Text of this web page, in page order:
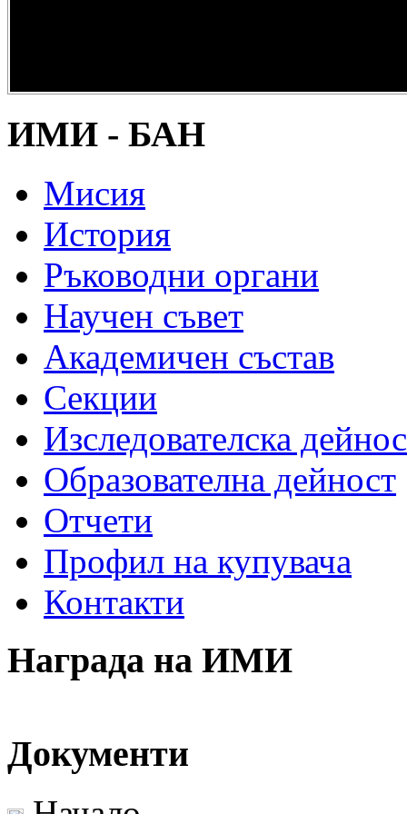
наследство” -
ИМИ - БАН
Мисия
История
Ръководни органи
Научен съвет
Академичен състав
Секции
Изследователска
Образователна дейност
Отчети
Профил на купувача
Контакти
Награда на ИМИ
Документи